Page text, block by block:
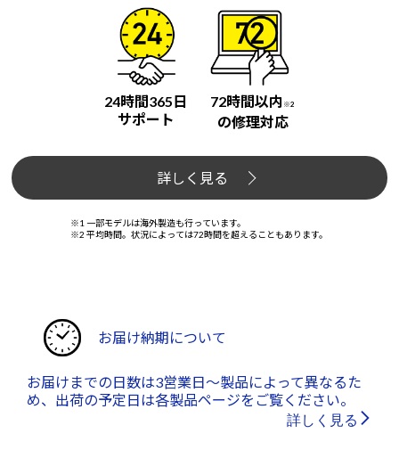
24時間365日
サポート
72時間以内 ※2
の修理対応
詳しく見る
※1 一部モデルは海外製造も行っています。
※2 平均時間。状況によっては72時間を超えることもあります。
お届け納期について
お届けまでの日数は3営業日～製品によって異なるた
め、出荷の予定日は各製品ページをご覧ください。
詳しく見る